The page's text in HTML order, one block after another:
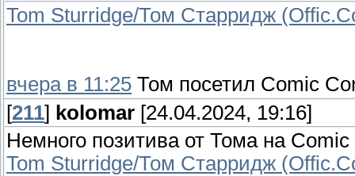
Tom Sturridge/Том Старридж
вчера в 11:25 Том посетил Comic
[211] kolomar [24.04.2024, 19:16]
Немного позитива от Тома на
Tom Sturridge/Том Старридж